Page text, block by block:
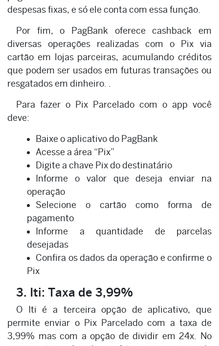
despesas fixas, e só ele conta com essa função.
Por fim, o PagBank oferece cashback em
diversas operações realizadas com o Pix via
cartão em lojas parceiras, acumulando créditos
que podem ser usados em futuras transações ou
resgatados em dinheiro. .
Para fazer o Pix Parcelado com o app você
deve:
Baixe o aplicativo do PagBank
Acesse a área “Pix”
Digite a chave Pix do destinatário
Informe o valor que deseja enviar na
operação
Selecione o cartão como forma de
pagamento
Informe a quantidade de parcelas
desejadas
Confira os dados da operação e confirme o
Pix
3. Iti: Taxa de 3,99%
O Iti é a terceira opção de aplicativo, que
permite enviar o Pix Parcelado com a taxa de
3,99% mas com a opção de dividir em 24x. No